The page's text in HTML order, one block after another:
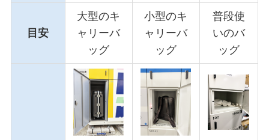
目安
大型のキ
ャリーバ
ッグ
小型のキ
ャリーバ
ッグ
普段使
いのバ
ッグ